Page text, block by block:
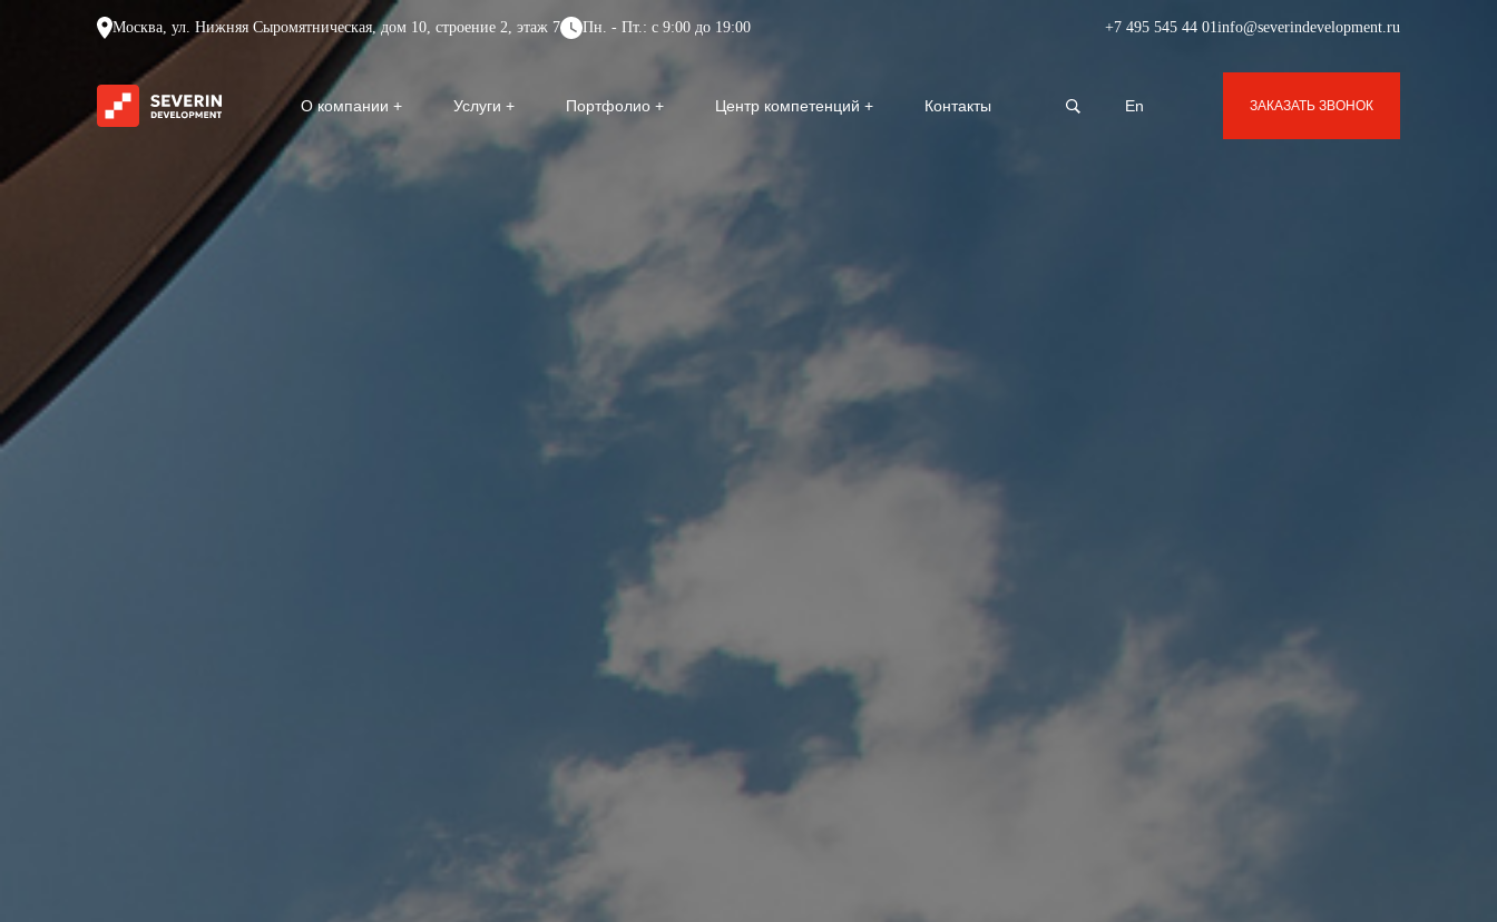
Москва, ул. Нижняя Сыромятническая, дом 10, строение 2, этаж 7 Пн. - Пт.: с 9:00 до 19:00 +7 495 545 44 01info@severindevelopment.ru
О компании Услуги Портфолио Центр компетенций Контакты En ЗАКАЗАТЬ ЗВОНОК